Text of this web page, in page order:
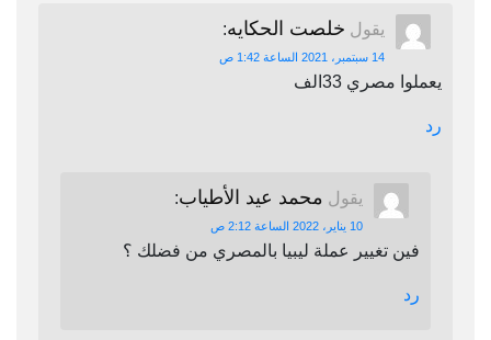
يقول خلصت الحكايه:
14 سبتمبر، 2021 الساعة 1:42 ص
يعملوا مصري 33الف
رد
يقول محمد عيد الأطياب:
10 يناير، 2022 الساعة 2:12 ص
فين تغيير عملة ليبيا بالمصري من فضلك ؟
رد